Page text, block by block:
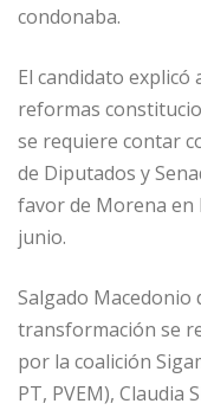
condonaba.
El candidato
reformas
se requiere contar
de Diputados y
favor de Morena en
junio.
Salgado
transformación se
por la coalición
PT, PVEM), Claudia